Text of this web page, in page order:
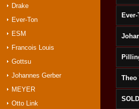
Drake
Ever-Ton
ESM
Francois Louis
Gottsu
Johannes Gerber
MEYER
Otto Link
Theo